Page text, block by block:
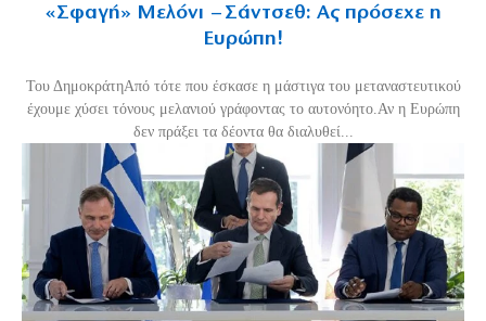
«Σφαγή» Μελόνι – Σάντσεθ: Ας πρόσεχε η
Ευρώπη!
Του ΔημοκράτηΑπό τότε που έσκασε η μάστιγα του μεταναστευτικού
έχουμε χύσει τόνους μελανιού γράφοντας το αυτονόητο.Αν η Ευρώπη
δεν πράξει τα δέοντα θα διαλυθεί...